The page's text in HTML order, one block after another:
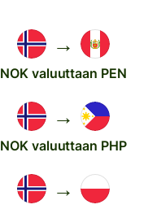
→
NOK valuuttaan PEN
→
NOK valuuttaan PHP
→